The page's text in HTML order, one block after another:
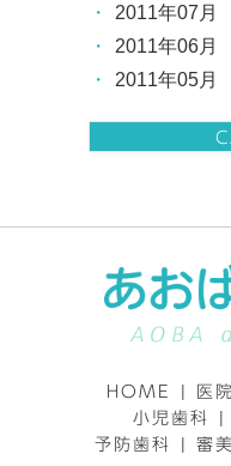
2011年07月
2011年06月
2011年05月
HOME 医
小児歯科
予防歯科
審